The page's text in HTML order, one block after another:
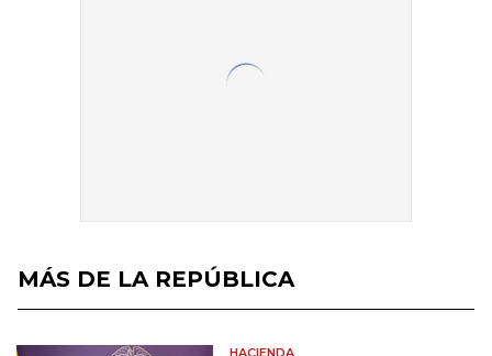
MÁS DE LA REPÚBLICA